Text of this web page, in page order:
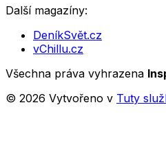
Další magazíny:
DeníkSvět.cz
vChillu.cz
Všechna práva vyhrazena
© 2026 Vytvořeno v Tuty